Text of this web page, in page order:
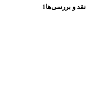
نقد و بررسی‌ها1